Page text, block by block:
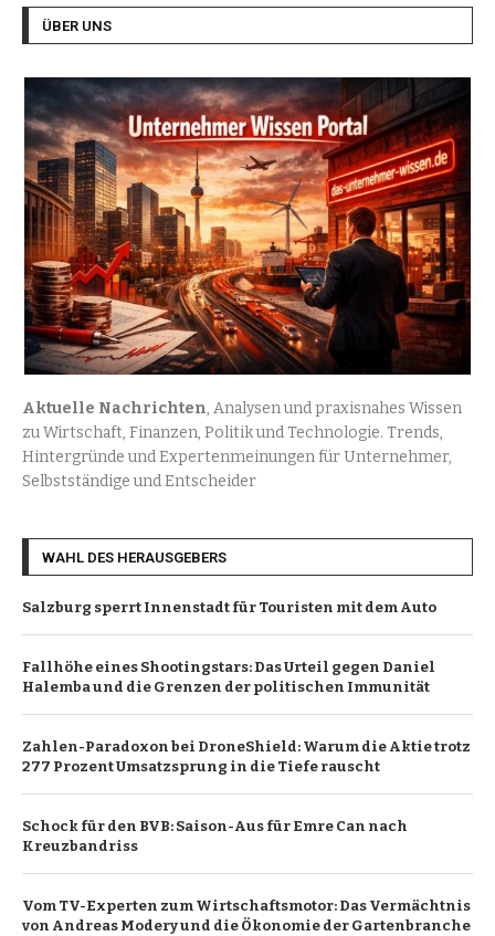
ÜBER UNS
Aktuelle Nachrichten, Analysen und praxisnahes Wissen
zu Wirtschaft, Finanzen, Politik und Technologie. Trends,
Hintergründe und Expertenmeinungen für Unternehmer,
Selbstständige und Entscheider
WAHL DES HERAUSGEBERS
Salzburg sperrt Innenstadt für Touristen mit dem Auto
Fallhöhe eines Shootingstars: Das Urteil gegen Daniel
Halemba und die Grenzen der politischen Immunität
Zahlen-Paradoxon bei DroneShield: Warum die Aktie trotz
277 Prozent Umsatzsprung in die Tiefe rauscht
Schock für den BVB: Saison-Aus für Emre Can nach
Kreuzbandriss
Vom TV-Experten zum Wirtschaftsmotor: Das Vermächtnis
von Andreas Modery und die Ökonomie der Gartenbranche